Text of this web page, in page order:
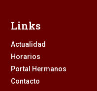
Links
Actualidad
Horarios
Portal Hermanos
Contacto